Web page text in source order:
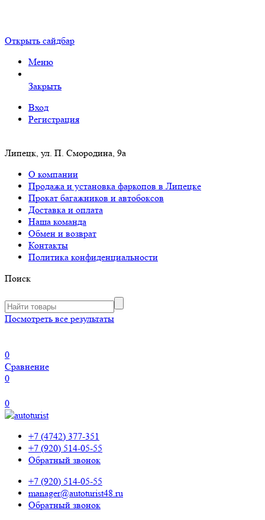
Открыть сайдбар
Меню
Закрыть
Вход
Регистрация
Липецк, ул. П. Смородина, 9а
О компании
Продажа и установка фаркопов в Липецке
Прокат багажников и автобоксов
Доставка и оплата
Наша команда
Обмен и возврат
Контакты
Политика конфиденциальности
Поиск
Посмотреть все результаты
0
Сравнение
0
0
+7 (4742) 377-351
+7 (920) 514-05-55
Обратный звонок
+7 (920) 514-05-55
manager@autoturist48.ru
Обратный звонок